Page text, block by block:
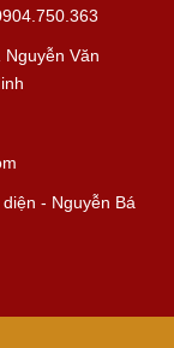
Nguyễn Văn
- Nguyễn Bá